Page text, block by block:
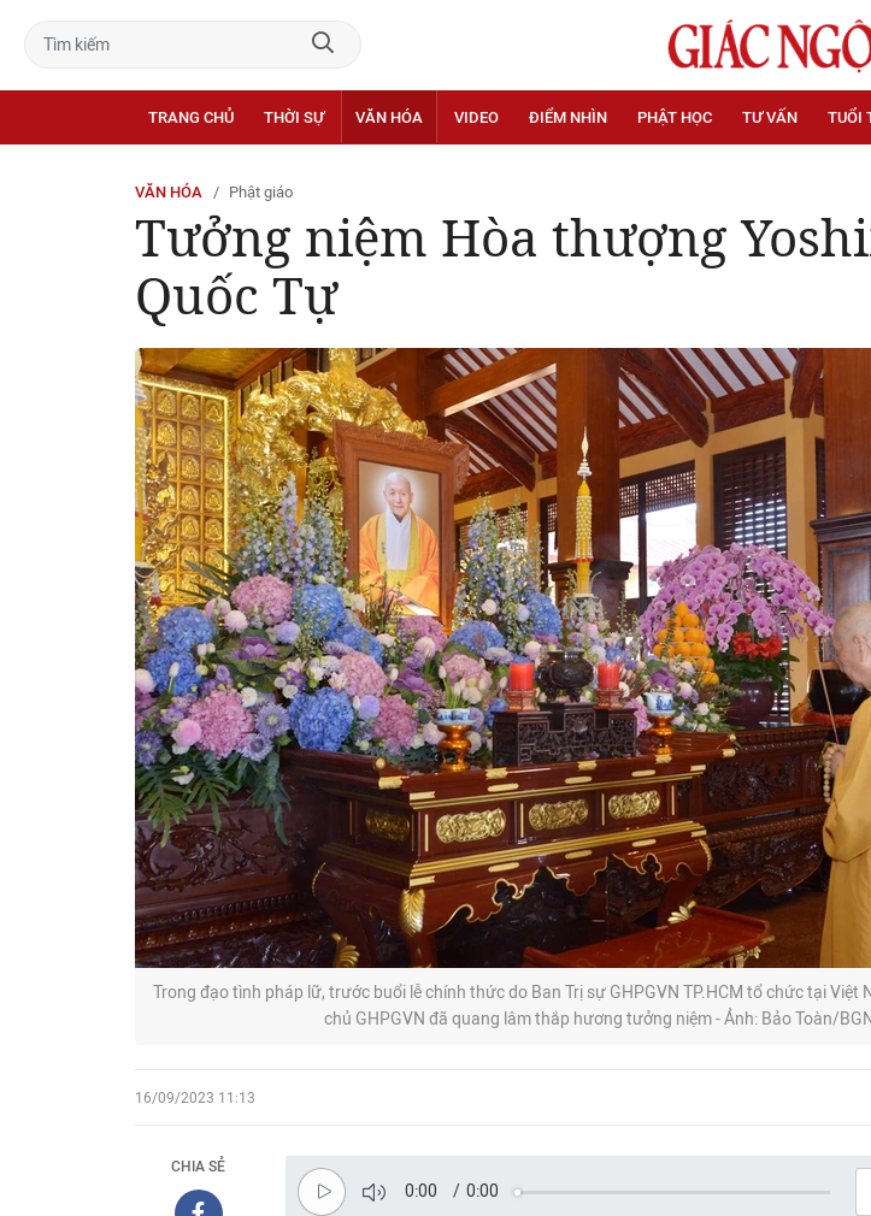
TRANG CHỦ THỜI SỰ VĂN HÓA VIDEO ĐIỂM NHÌN PHẬT HỌC TƯ VẤN TUỔI
VĂN HÓA Phật giáo
Tưởng niệm Hòa thượng
Quốc Tự
Trong đạo tình pháp lữ, trước buổi lễ chính thức do Ban Trị sự GHPGVN TP.HCM tổ chức tại Việt
chủ GHPGVN đã quang lâm thắp hương tưởng niệm - Ảnh: Bảo Toàn/BGN
16/09/2023 11:13
CHIA SẺ
0:00 / 0:00